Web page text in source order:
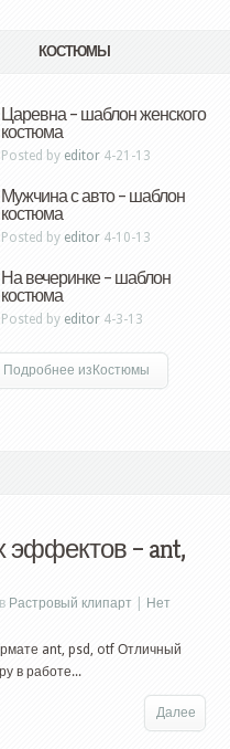
КОСТЮМЫ
Царевна – шаблон женского
костюма
Posted by editor 4-21-13
Мужчина с авто – шаблон
костюма
Posted by editor 4-10-13
На вечеринке – шаблон
костюма
Posted by editor 4-3-13
Подробнее изКостюмы
эффектов – ant,
Растровый клипарт
Нет
ant, psd, otf Отличный
в работе...
Далее